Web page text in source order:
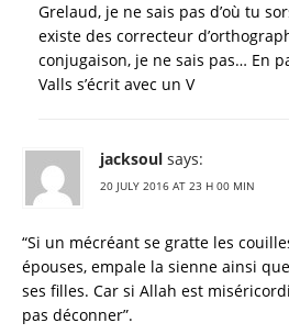
Grelaud, je ne sais pas d’où tu
existe des correcteur
conjugaison, je ne sais pas… En
Valls s’écrit avec un V
jacksoul says:
20 JULY 2016 AT 23 H 00 MIN
“Si un mécréant se gratte les
épouses, empale la sienne ainsi
ses filles. Car si Allah est
pas déconner”.